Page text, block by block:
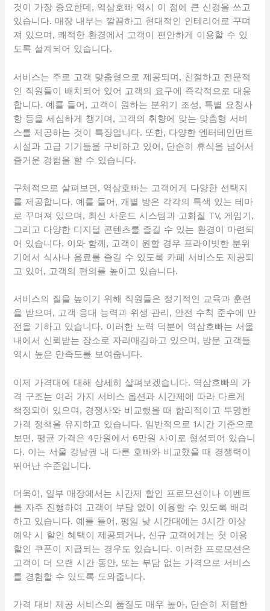
것이 가장 중요한데, 역삼호빠 역시 이 점에 큰 신경을 쓰고
있습니다. 매장 내부는 깔끔하고 현대적인 인테리어로 꾸며
져 있으며, 쾌적한 환경에서 고객이 편안하게 이용할 수 있
도록 설계되어 있습니다.
서비스는 주로 고객 맞춤형으로 제공되며, 친절하고 전문적
인 직원들이 배치되어 있어 고객의 요구에 즉각적으로 대응
합니다. 예를 들어, 고객이 원하는 분위기 조성, 특별 요청사
항 등을 세심하게 챙기며, 고객의 취향에 맞는 맞춤형 서비
스를 제공하는 것이 특징입니다. 또한, 다양한 엔터테인먼트
시설과 고급 기기들을 구비하고 있어, 단순히 휴식을 넘어서
즐거운 경험을 할 수 있습니다.
구체적으로 살펴보면, 역삼호빠는 고객에게 다양한 선택지
를 제공합니다. 예를 들어, 개별 방은 각각의 특색 있는 테마
로 꾸며져 있으며, 최신 사운드 시스템과 고화질 TV, 게임기,
그리고 다양한 디지털 콘텐츠를 즐길 수 있는 환경이 마련되
어 있습니다. 이와 함께, 고객이 원할 경우 프라이빗한 분위
기에서 식사나 음료를 즐길 수 있도록 카페 서비스도 제공되
고 있어, 고객의 편의를 높이고 있습니다.
서비스의 질을 높이기 위해 직원들은 정기적인 교육과 훈련
을 받으며, 고객 응대 능력과 위생 관리, 안전 수칙 준수에 만
전을 기하고 있습니다. 이러한 노력 덕분에 역삼호빠는 서울
내에서 신뢰받는 장소로 자리매김하고 있으며, 방문 고객들
역시 높은 만족도를 보여줍니다.
이제 가격대에 대해 상세히 살펴보겠습니다. 역삼호빠의 가
격 구조는 여러 가지 서비스 옵션과 시간제에 따라 다르게
책정되어 있으며, 경쟁사와 비교했을 때 합리적이고 투명한
가격 정책을 유지하고 있습니다. 일반적으로 1시간 기준으로
보면, 평균 가격은 4만원에서 6만원 사이로 형성되어 있습니
다. 이는 서울 강남권 내 다른 호빠와 비교했을 때 경쟁력이
뛰어난 수준입니다.
더욱이, 일부 매장에서는 시간제 할인 프로모션이나 이벤트
를 자주 진행하여 고객이 부담 없이 이용할 수 있도록 배려
하고 있습니다. 예를 들어, 평일 낮 시간대에는 3시간 이상
예약 시 할인 혜택이 제공되거나, 신규 고객에게는 첫 이용
할인 쿠폰이 지급되는 경우도 있습니다. 이러한 프로모션은
고객이 더 오랜 시간 동안, 또는 부담 없는 가격으로 서비스
를 경험할 수 있도록 도와줍니다.
가격 대비 제공 서비스의 품질도 매우 높아, 단순히 저렴한